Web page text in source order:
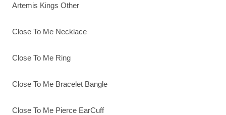
Artemis Kings Other
Close To Me Necklace
Close To Me Ring
Close To Me Bracelet Bangle
Close To Me Pierce EarCuff